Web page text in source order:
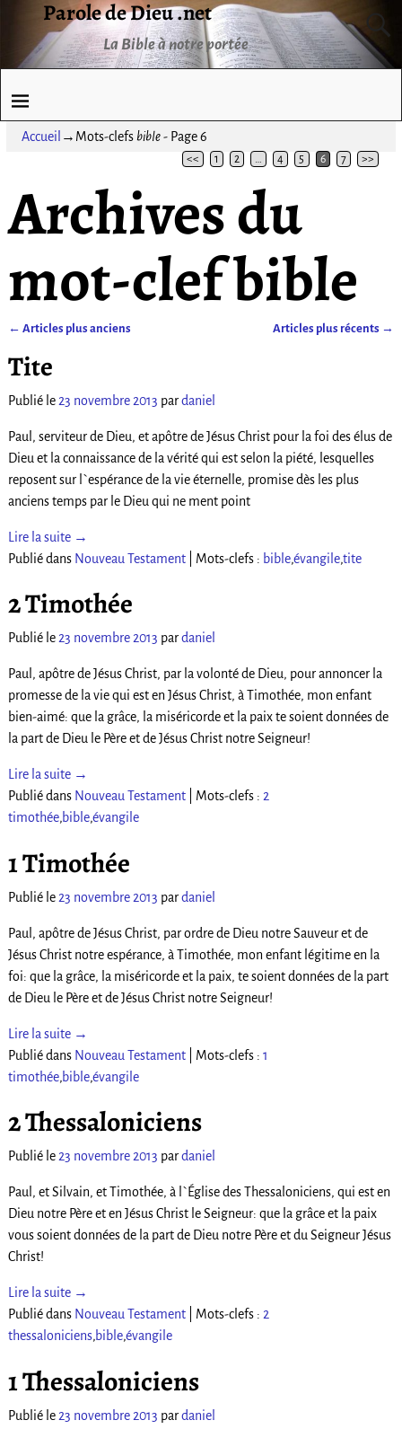
Parole de Dieu .net
La Bible à notre portée
Accueil →Mots-clefsbible- Page 6
<< 1 2 … 4 5 6 7 >>
Archives du
mot-clefbible
← Articles plus anciens Articles plus récents →
Tite
Publié le 23 novembre 2013 pardaniel
Paul, serviteur de Dieu, et apôtre de Jésus Christ pour la foi des élus de
Dieu et la connaissance de la vérité qui est selon la piété, lesquelles
reposent sur l`espérance de la vie éternelle, promise dès les plus
anciens temps par le Dieu qui ne ment point
Lire la suite →
Publié dans Nouveau Testament| Mots-clefs : bible,évangile,tite
2 Timothée
Publié le23 novembre 2013 pardaniel
Paul, apôtre de Jésus Christ, par la volonté de Dieu, pour annoncer la
promesse de la vie qui est en Jésus Christ, à Timothée, mon enfant
bien-aimé: que la grâce, la miséricorde et la paix te soient données de
la part de Dieu le Père et de Jésus Christ notre Seigneur!
Lire la suite →
Publié dans Nouveau Testament| Mots-clefs : 2
timothée,bible,évangile
1 Timothée
Publié le 23 novembre 2013 pardaniel
Paul, apôtre de Jésus Christ, par ordre de Dieu notre Sauveur et de
Jésus Christ notre espérance, à Timothée, mon enfant légitime en la
foi: que la grâce, la miséricorde et la paix, te soient données de la part
de Dieu le Père et de Jésus Christ notre Seigneur!
Lire la suite →
Publié dans Nouveau Testament| Mots-clefs : 1
timothée,bible,évangile
2 Thessaloniciens
Publié le23 novembre 2013 pardaniel
Paul, et Silvain, et Timothée, à l`Église des Thessaloniciens, qui est en
Dieu notre Père et en Jésus Christ le Seigneur: que la grâce et la paix
vous soient données de la part de Dieu notre Père et du Seigneur Jésus
Christ!
Lire la suite →
Publié dans Nouveau Testament| Mots-clefs : 2
thessaloniciens,bible,évangile
1 Thessaloniciens
Publié le 23 novembre 2013 pardaniel